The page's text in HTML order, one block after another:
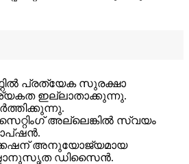
പ്രത്യേക സുരക്ഷാ
ഇല്ലാതാക്കുന്നു.
അല്ലെങ്കിൽ സ്വയം
ഓപ്ഷൻ.
അനുയോജ്യമായ
ഡിസൈൻ.